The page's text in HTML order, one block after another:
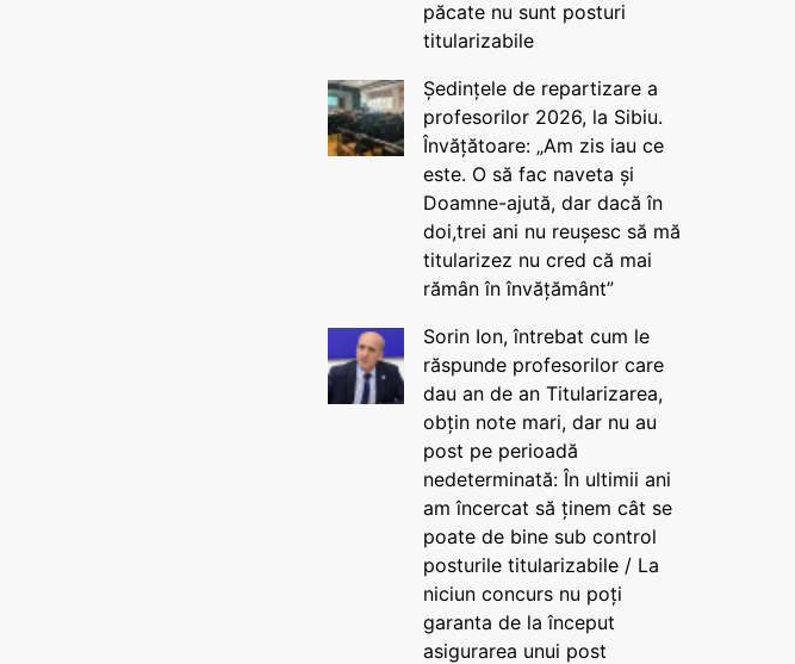
păcate nu sunt posturi
titularizabile
Ședințele de repartizare a
profesorilor 2026, la Sibiu.
Învățătoare: „Am zis iau ce
este. O să fac naveta și
Doamne-ajută, dar dacă în
doi,trei ani nu reușesc să mă
titularizez nu cred că mai
rămân în învățământ”
Sorin Ion, întrebat cum le
răspunde profesorilor care
dau an de an Titularizarea,
obțin note mari, dar nu au
post pe perioadă
nedeterminată: În ultimii ani
am încercat să ținem cât se
poate de bine sub control
posturile titularizabile / La
niciun concurs nu poți
garanta de la început
asigurarea unui post